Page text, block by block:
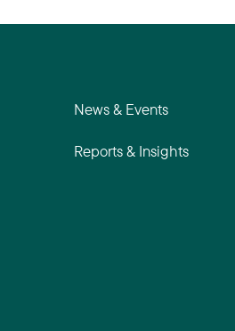
News & Events
Reports & Insights